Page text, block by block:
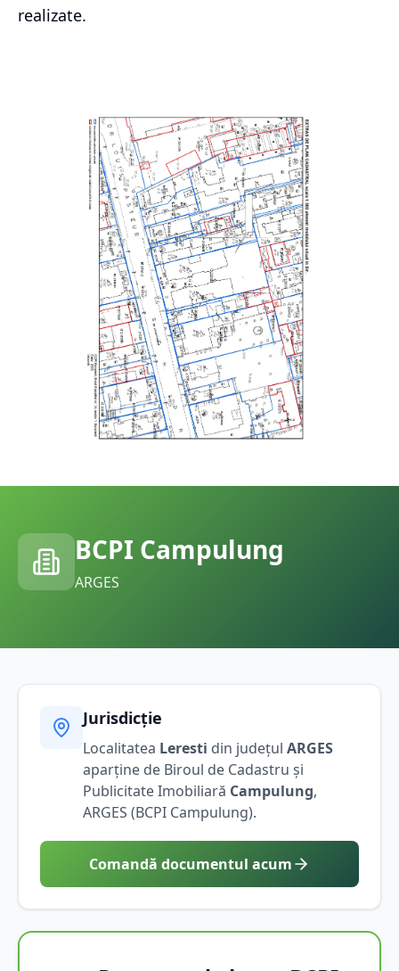
realizate.
BCPI Campulung
ARGES
Jurisdicție
Localitatea Leresti din județul ARGES
aparține de Biroul de Cadastru și
Publicitate Imobiliară Campulung,
ARGES (BCPI Campulung).
Comandă documentul acum